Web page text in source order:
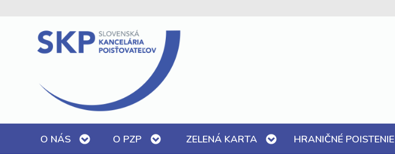
O NÁS O PZP ZELENÁ KARTA HRANIČNÉ POISTENIE